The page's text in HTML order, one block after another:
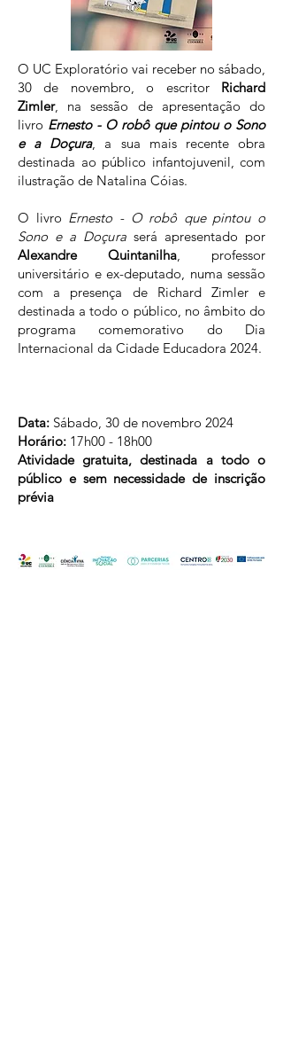
O UC Exploratório vai receber no sábado,
30 de novembro, o escritor Richard
Zimler, na sessão de apresentação do
livro Ernesto - O robô que pintou o Sono
e a Doçura, a sua mais recente obra
destinada ao público infantojuvenil, com
ilustração de Natalina Cóias.
O livro Ernesto - O robô que pintou o
Sono e a Doçuraserá apresentado por
Alexandre Quintanilha, professor
universitário e ex-deputado, numa sessão
com a presença de Richard Zimler e
destinada a todo o público, no âmbito do
programa comemorativo do Dia
Internacional da Cidade Educadora 2024.
Data: Sábado, 30 de novembro 2024
Horário: 17h00 - 18h00
Atividade gratuita, destinada a todo o
público e sem necessidade de inscrição
prévia